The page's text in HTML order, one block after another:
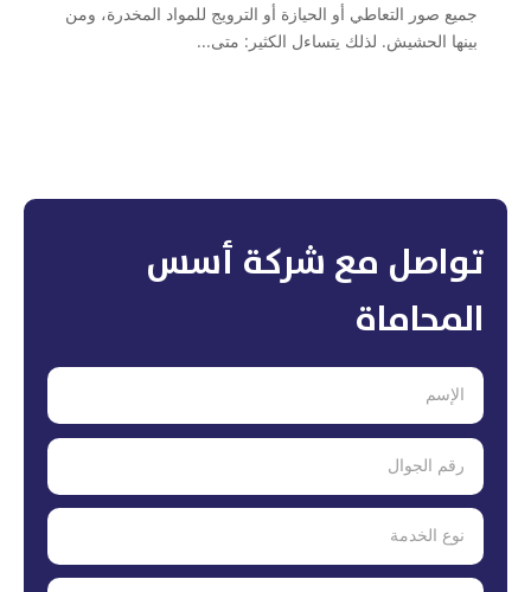
جميع صور التعاطي أو الحيازة أو الترويج للمواد المخدرة، ومن
بينها الحشيش. لذلك يتساءل الكثير: متى...
تواصل مع شركة أسس
المحاماة